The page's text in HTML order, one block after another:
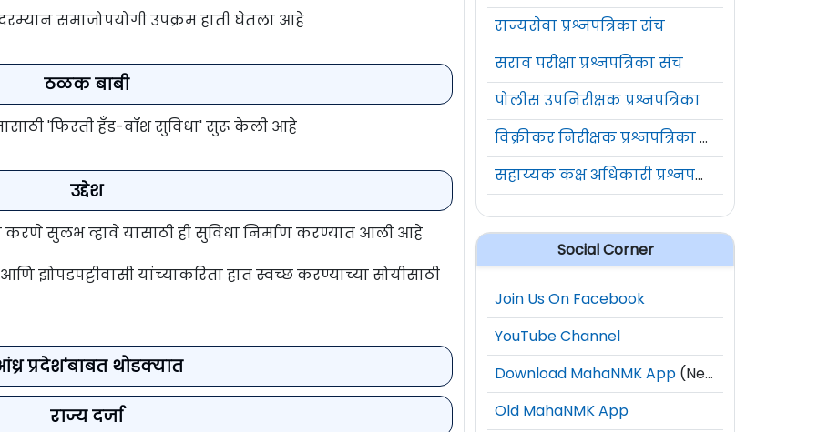
समाजोपयोगी उपक्रम हाती घेतला आहे
ठळक बाबी
'फिरती हँड-वॉश सुविधा' सुरू केली आहे
उद्देश
करणे सुलभ व्हावे यासाठी ही सुविधा निर्माण करण्यात आली आहे
झोपडपट्टीवासी यांच्याकरिता हात स्वच्छ करण्याच्या सोयीसाठी
प्रदेश'बाबत थोडक्यात
राज्य दर्जा
राज्यसेवा प्रश्नपत्रिका संच
सराव परीक्षा प्रश्नपत्रिका संच
पोलीस उपनिरीक्षक प्रश्नपत्रिका
विक्रीकर निरीक्षक प्रश्नपत्रिका संच
सहाय्यक कक्ष अधिकारी प्रश्नपत्रिका संच
Social Corner
Join Us On Facebook
YouTube Channel
Download MahaNMK App (New)
Old MahaNMK App